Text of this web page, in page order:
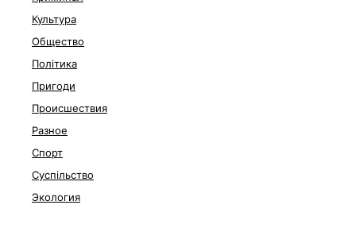
Культура
Общество
Політика
Пригоди
Происшествия
Разное
Спорт
Суспільство
Экология